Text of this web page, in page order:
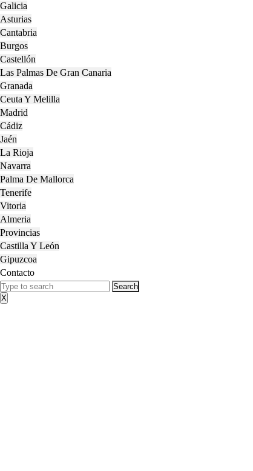
Galicia
Asturias
Cantabria
Burgos
Castellón
Las Palmas De Gran Canaria
Granada
Ceuta Y Melilla
Madrid
Cádiz
Jaén
La Rioja
Navarra
Palma De Mallorca
Tenerife
Vitoria
Almeria
Provincias
Castilla Y León
Gipuzcoa
Contacto
Close
Menu
Search
for:
X